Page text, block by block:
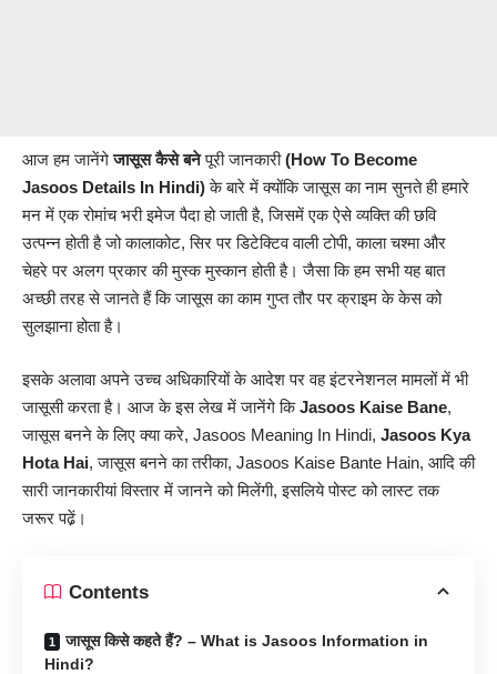
आज हम जानेंगेजासूस कैसे बनेपूरी जानकारी(How To Become
Jasoos Details In Hindi)के बारे में क्योंकि जासूस का नाम सुनते ही हमारे
मन में एक रोमांच भरी इमेज पैदा हो जाती है, जिसमें एक ऐसे व्यक्ति की छवि
उत्पन्न होती है जो कालाकोट, सिर पर डिटेक्टिव वाली टोपी, काला चश्मा और
चेहरे पर अलग प्रकार की मुस्क मुस्कान होती है। जैसा कि हम सभी यह बात
अच्छी तरह से जानते हैं कि जासूस का काम गुप्त तौर पर क्राइम के केस को
सुलझाना होता है।
इसके अलावा अपने उच्च अधिकारियों के आदेश पर वह इंटरनेशनल मामलों में भी
जासूसी करता है। आज के इस लेख में जानेंगे किJasoos Kaise Bane,
जासूस बनने के लिए क्या करे, Jasoos Meaning In Hindi, Jasoos Kya
Hota Hai, जासूस बनने का तरीका, Jasoos Kaise Bante Hain, आदि की
सारीजानकारीयांविस्तार में जानने को मिलेंगी, इसलिये पोस्ट को लास्ट तक
जरूर पढे़ं।
Contents
जासूस किसे कहते हैं? – What is Jasoos Information in
Hindi?